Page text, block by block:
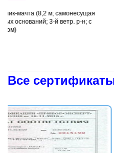
самонесущая
й ветр. р-н; с
ZANDZ ZZ-
конструкция;
Все